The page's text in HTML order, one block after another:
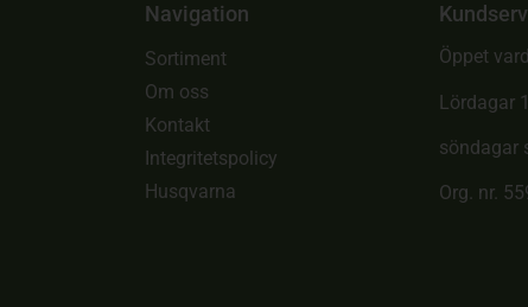
Navigation
Sortiment
Om oss
Kontakt
Integritetspolicy
Husqvarna
Öppet
Lördagar
söndagar
Org. nr.